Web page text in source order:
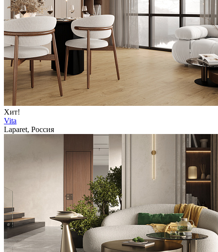
Хит!
Vita
Laparet, Россия